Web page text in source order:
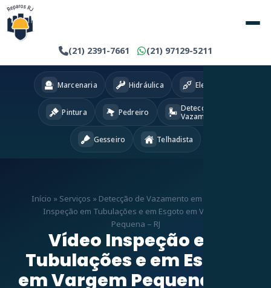
(21) 2391-7661 (21) 97129-5211
Marcenaria Hidráulica Eletricista
Pintura Pedreiro
Detecção
Vazamentos
Gesseiro Telhadista
Início » Serviços » Detecção de Vazamento em RJ
Inspeção em Tubulações e em Esgoto em Vargem
Pequena – RJ
Vídeo Inspeção em
Tubulações e em Esgoto
em Vargem Pequena – RJ